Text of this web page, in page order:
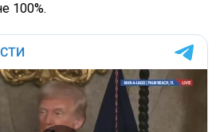
100%.